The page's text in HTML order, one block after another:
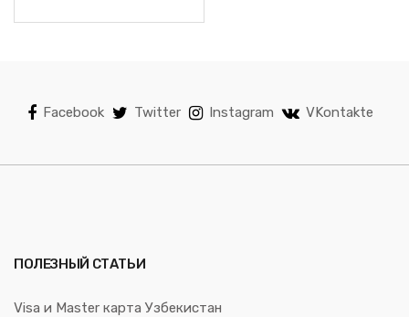
Facebook Twitter Instagram VKontakte
ПОЛЕЗНЫЙ СТАТЬИ
Visa и Master карта Узбекистан